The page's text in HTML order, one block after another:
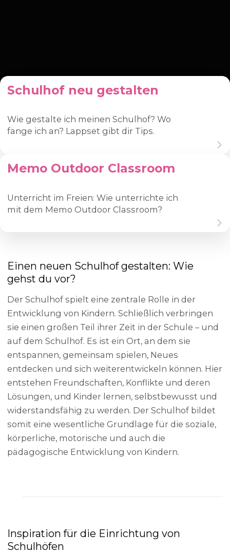
Schulhof neu gestalten
Wie gestalte ich meinen Schulhof? Wo
fange ich an? Lappset gibt dir Tips.
Memo Outdoor Classroom
Unterricht im Freien: Wie unterrichte ich
mit dem Memo Outdoor Classroom?
Einen neuen Schulhof gestalten: Wie
gehst du vor?
Der Schulhof spielt eine zentrale Rolle in der
Entwicklung von Kindern. Schließlich verbringen
sie einen großen Teil ihrer Zeit in der Schule – und
auf dem Schulhof. Es ist ein Ort, an dem sie
entspannen, gemeinsam spielen, Neues
entdecken und sich weiterentwickeln können. Hier
entstehen Freundschaften, Konflikte und deren
Lösungen, und Kinder lernen, selbstbewusst und
widerstandsfähig zu werden. Der Schulhof bildet
somit eine wesentliche Grundlage für die soziale,
körperliche, motorische und auch die
pädagogische Entwicklung von Kindern.
Inspiration für die Einrichtung von
Schulhöfen